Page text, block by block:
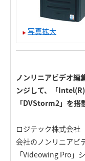
写真拡大
ノンリニアビデオ編
ンジして、「
「DVStorm2」を搭
ロジテック株式会
会社のノンリニアビ
「Videowing Pro」